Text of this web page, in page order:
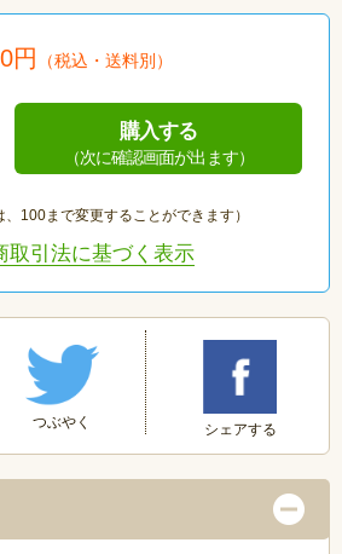
円 （税込・送料別）
購入する
（次に確認画面が出ます）
、100まで変更することができます）
取引法に基づく表示
つぶやく シェアする